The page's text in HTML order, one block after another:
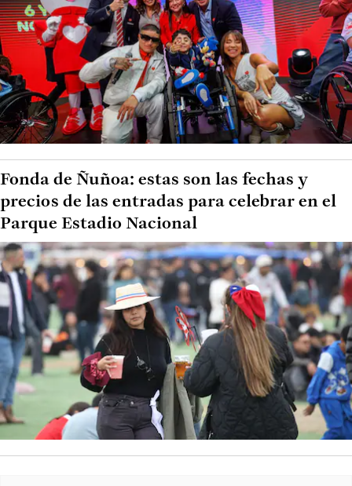
Fonda de Ñuñoa: estas son las fechas y
precios de las entradas para celebrar en el
Parque Estadio Nacional